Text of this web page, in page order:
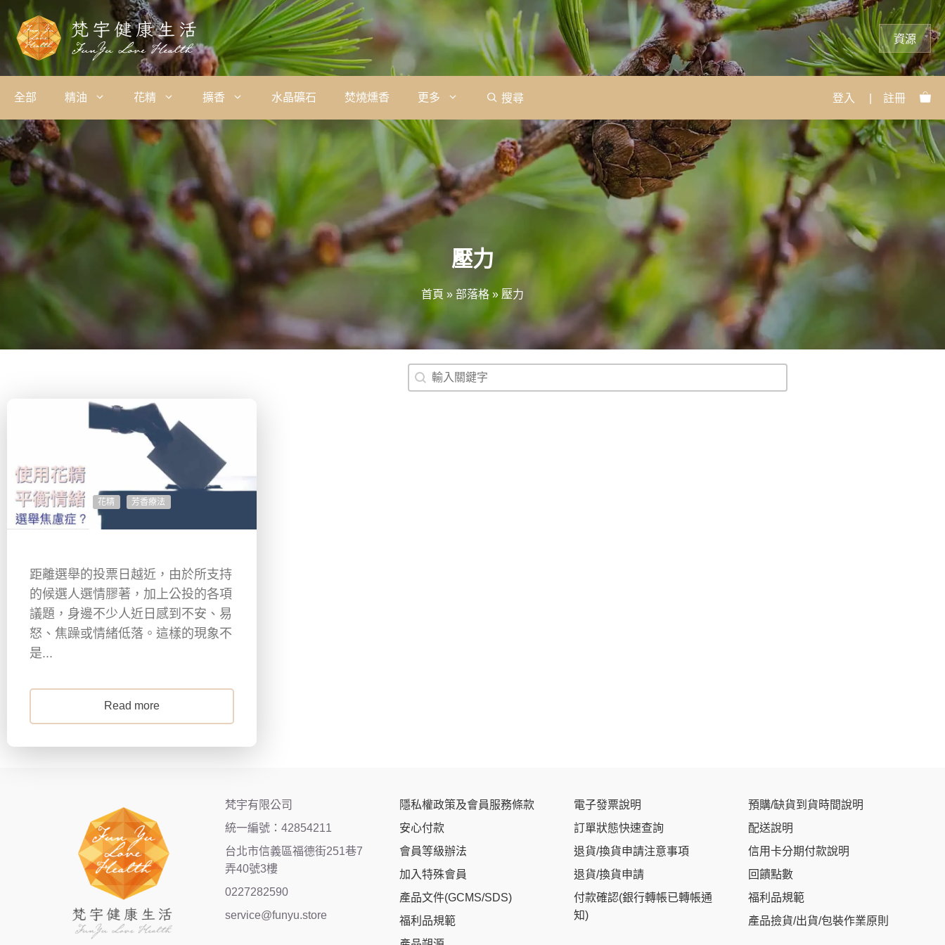
資源
全部 精油 花精 擴香 水晶礦石 焚燒燻香 更多 搜尋 登入 註冊
壓力
首頁 » 部落格 » 壓力
搜尋
Search content
花精 芳香療法
距離選舉的投票日越近，由於所支持
的候選人選情膠著，加上公投的各項
議題，身邊不少人近日感到不安、易
怒、焦躁或情緒低落。這樣的現象不
是...
Read more
梵宇有限公司
統一編號：42854211
台北市信義區福德街251巷7
弄40號3樓
0227282590
service@funyu.store
隱私權政策及會員服務條款
安心付款
會員等級辦法
加入特殊會員
產品文件(GCMS/SDS)
福利品規範
電子發票說明
訂單狀態快速查詢
退貨/換貨申請注意事項
退貨/換貨申請
付款確認(銀行轉帳已轉帳通
知)
預購/缺貨到貨時間說明
配送說明
信用卡分期付款說明
回饋點數
福利品規範
產品撿貨/出貨/包裝作業原則